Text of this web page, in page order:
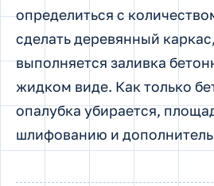
определиться с
сделать деревянный
выполняется заливка
жидком виде. Как только
опалубка убирается,
шлифованию и